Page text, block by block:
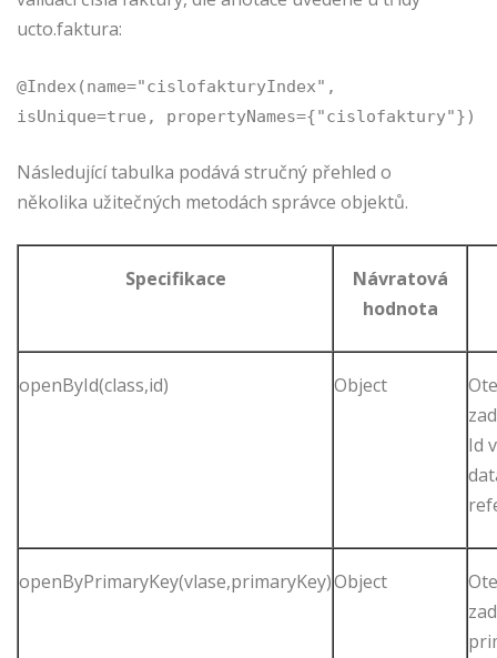
ucto.faktura:
@Index(name="cislofakturyIndex",
isUnique=true, propertyNames={"cislofaktury"})
Následující tabulka podává stručný přehled o
několika užitečných metodách správce objektů.
Specifikace
Návratová
hodnota
openById(class,id) Object
Id v
openByPrimaryKey(vlase,primaryKey)Object